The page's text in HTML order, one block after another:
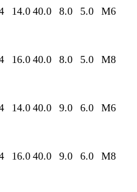
14.0 40.0 8.0 5.0 М6
16.0 40.0 8.0 5.0 М8
14.0 40.0 9.0 6.0 М6
16.0 40.0 9.0 6.0 М8